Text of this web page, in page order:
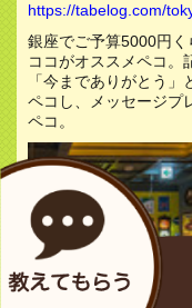
https://tabelog.com/
銀座でご予算5000円
ココがオススメペコ。
「今までありがとう
ペコし、メッセージプ
ペコ。